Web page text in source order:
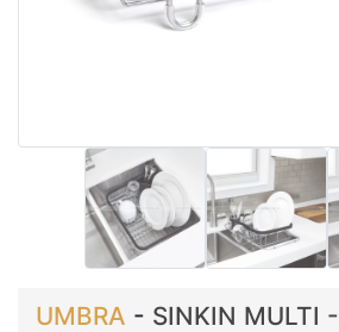
UMBRA - SINKIN MULTI -